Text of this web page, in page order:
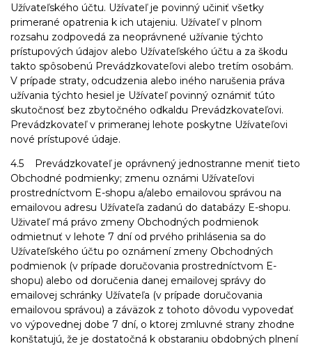
Užívateľského účtu. Užívateľ je povinný učiniť všetky
primerané opatrenia k ich utajeniu. Užívateľ v plnom
rozsahu zodpovedá za neoprávnené užívanie týchto
prístupových údajov alebo Užívateľského účtu a za škodu
takto spôsobenú Prevádzkovateľovi alebo tretím osobám.
V prípade straty, odcudzenia alebo iného narušenia práva
užívania týchto hesiel je Užívateľ povinný oznámiť túto
skutočnosť bez zbytočného odkaldu Prevádzkovateľovi.
Prevádzkovateľ v primeranej lehote poskytne Užívateľovi
nové prístupové údaje.
4.5 Prevádzkovateľ je oprávnený jednostranne meniť tieto
Obchodné podmienky; zmenu oznámi Užívateľovi
prostredníctvom E-shopu a/alebo emailovou správou na
emailovou adresu Užívateľa zadanú do databázy E-shopu.
Uživateľ má právo zmeny Obchodných podmienok
odmietnuť v lehote 7 dní od prvého prihlásenia sa do
Užívateľského účtu po oznámení zmeny Obchodných
podmienok (v prípade doručovania prostredníctvom E-
shopu) alebo od doručenia danej emailovej správy do
emailovej schránky Užívateľa (v prípade doručovania
emailovou správou) a záväzok z tohoto dôvodu vypovedať
vo výpovednej dobe 7 dní, o ktorej zmluvné strany zhodne
konštatujú, že je dostatočná k obstaraniu obdobných plnení